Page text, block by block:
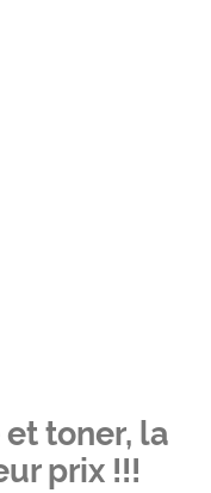
toner, la
prix !!!